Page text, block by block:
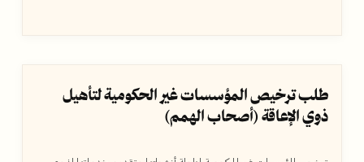
طلب ترخيص المؤسسات غير الحكومية لتأهيل
ذوي الإعاقة (أصحاب الهمم)